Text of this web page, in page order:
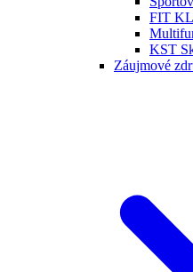
FIT
KST
Záujmové